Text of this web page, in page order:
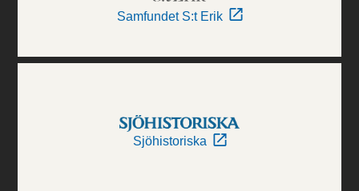
Samfundet S:t Erik
Sjöhistoriska